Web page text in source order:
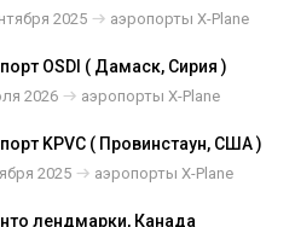
и Кайкос )
2025 аэропорты X-Plane
OSDI ( Дамаск, Сирия )
2026 аэропорты X-Plane
KPVC ( Провинстаун, США )
2025 аэропорты X-Plane
лендмарки, Канада